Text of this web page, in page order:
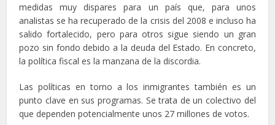
medidas muy dispares para un país que, para unos
analistas se ha recuperado de la crisis del 2008 e incluso ha
salido fortalecido, pero para otros sigue siendo un gran
pozo sin fondo debido a la deuda del Estado. En concreto,
la política fiscal es la manzana de la discordia.
Las políticas en torno a los inmigrantes también es un
punto clave en sus programas. Se trata de un colectivo del
que dependen potencialmente unos 27 millones de votos.